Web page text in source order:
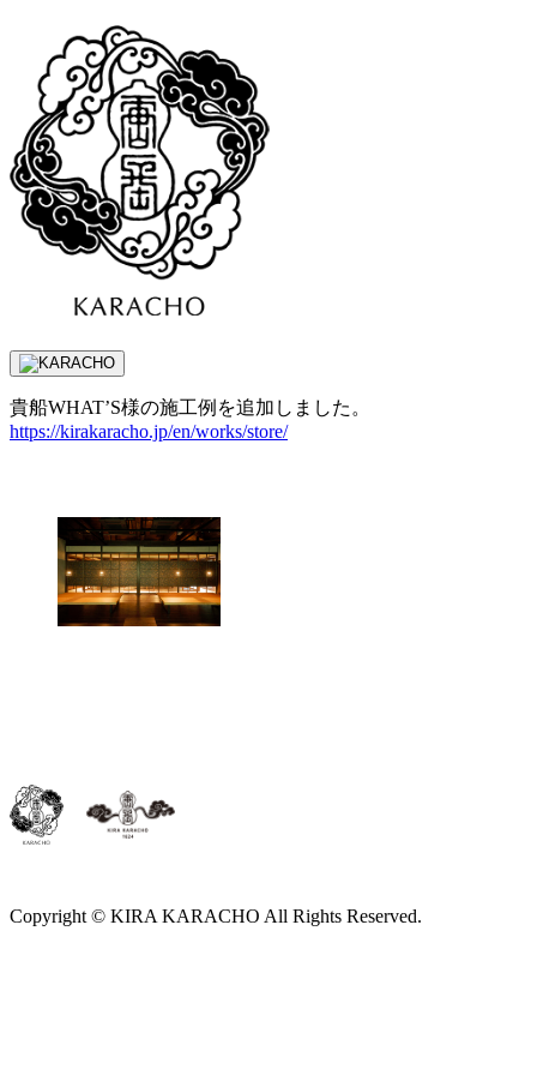
貴船WHAT’S様の施工例を追加しました。
https://kirakaracho.jp/en/works/store/
Copyright © KIRA KARACHO All Rights Reserved.